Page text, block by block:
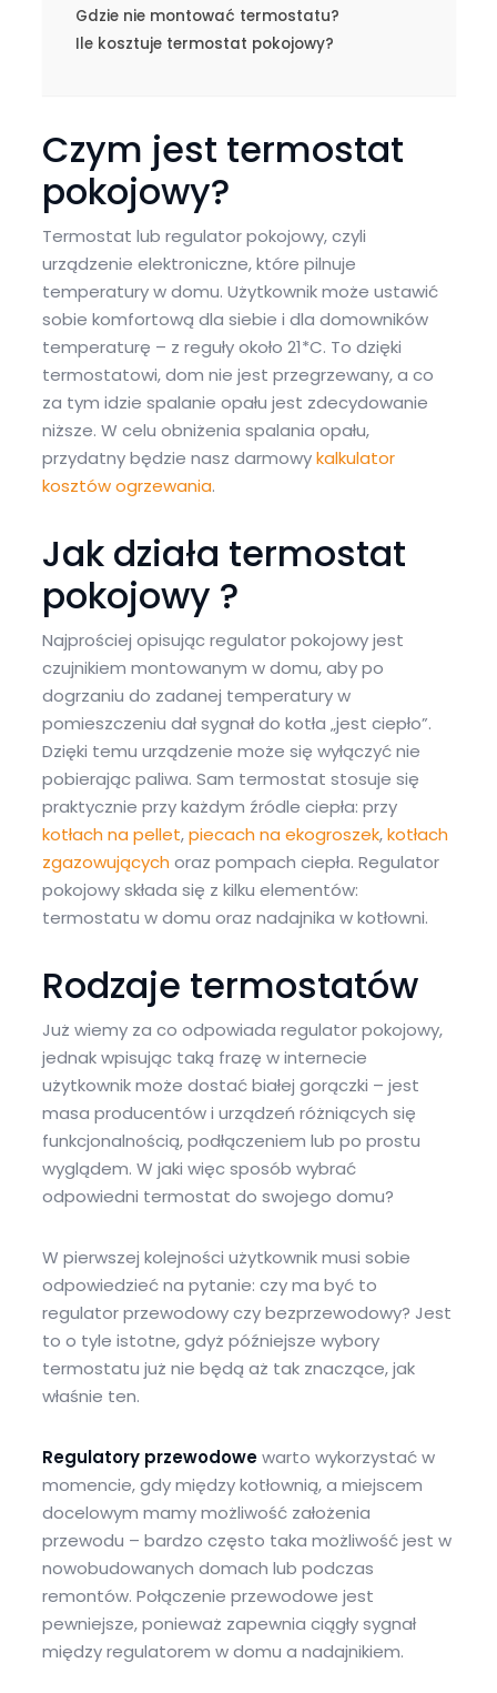
Gdzie nie montować termostatu?
Ile kosztuje termostat pokojowy?
Czym jest termostat
pokojowy?
Termostat lub regulator pokojowy, czyli
urządzenie elektroniczne, które pilnuje
temperatury w domu. Użytkownik może ustawić
sobie komfortową dla siebie i dla domowników
temperaturę – z reguły około 21*C. To dzięki
termostatowi, dom nie jest przegrzewany, a co
za tym idzie spalanie opału jest zdecydowanie
niższe. W celu obniżenia spalania opału,
przydatny będzie nasz darmowykalkulator
kosztów ogrzewania.
Jak działa termostat
pokojowy ?
Najprościej opisując regulator pokojowy jest
czujnikiem montowanym w domu, aby po
dogrzaniu do zadanej temperatury w
pomieszczeniu dał sygnał do kotła „jest ciepło”.
Dzięki temu urządzenie może się wyłączyć nie
pobierając paliwa. Sam termostat stosuje się
praktycznie przy każdym źródle ciepła: przy
kotłach na pellet,piecach na ekogroszek,kotłach
zgazowujących oraz pompach ciepła. Regulator
pokojowy składa się z kilku elementów:
termostatu w domu oraz nadajnika w kotłowni.
Rodzaje termostatów
Już wiemy za co odpowiada regulator pokojowy,
jednak wpisując taką frazę w internecie
użytkownik może dostać białej gorączki – jest
masa producentów i urządzeń różniących się
funkcjonalnością, podłączeniem lub po prostu
wyglądem. W jaki więc sposób wybrać
odpowiedni termostat do swojego domu?
W pierwszej kolejności użytkownik musi sobie
odpowiedzieć na pytanie: czy ma być to
regulator przewodowy czy bezprzewodowy? Jest
to o tyle istotne, gdyż późniejsze wybory
termostatu już nie będą aż tak znaczące, jak
właśnie ten.
Regulatory przewodowewarto wykorzystać w
momencie, gdy między kotłownią, a miejscem
docelowym mamy możliwość założenia
przewodu – bardzo często taka możliwość jest w
nowobudowanych domach lub podczas
remontów. Połączenie przewodowe jest
pewniejsze, ponieważ zapewnia ciągły sygnał
między regulatorem w domu a nadajnikiem.